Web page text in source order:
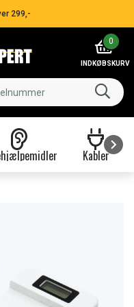
299,-
0
INDKØBSKURV
Kabler